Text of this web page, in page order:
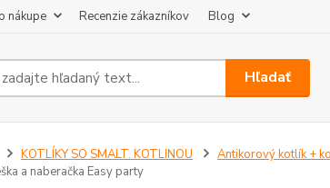
nákupe Recenzie zákazníkov Blog
Hľadať
KOTLÍKY SO SMALT. KOTLINOU Antikorový kotlík +
a naberačka Easy party